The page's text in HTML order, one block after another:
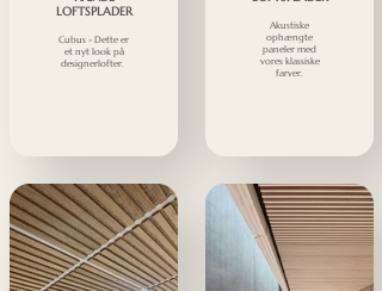
LOFTSPLADER
Cubus - Dette er
et nyt look på
designerlofter.
Akustiske
ophængte
paneler med
vores klassiske
farver.